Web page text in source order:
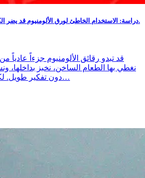
دراسة: الاستخدام الخاطئ لورق الألومنيوم قد يضر الكلى والعظام والجهاز العصبي.
قد تبدو رقائق الألومنيوم جزءاً عادياً
نغطي بها الطعام الساخن، نخبز بداخلها،
دون تفكير طويل. لكن ما لا يدركه الكثيرون…